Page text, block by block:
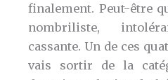
finalement. Peut-être
nombriliste,
cassante. Un de ces
vais sortir de la